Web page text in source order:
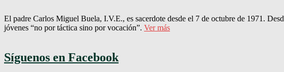
El padre Carlos Miguel Buela, I.V.E., es sacerdote desde el 7 de octubre de 1971.
jóvenes “no por táctica sino por vocación”. Ver más
Síguenos en Facebook